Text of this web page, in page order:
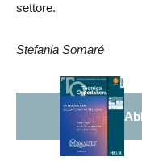
settore.
Stefania Somaré